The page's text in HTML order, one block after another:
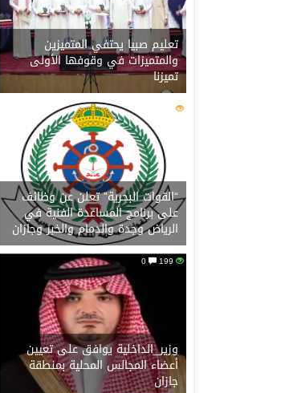
05/08/2026الهيئة العامة للطرق: إصدار 5500
05/08/2026إيران
05/08/2026البرلمان
تعليم صبيا يحتفي المتميزين
والمتميزات في وقوفها الأولى
تميزنا
201
“القوات البحرية” تعلن عن وظائف
على برنامج المساعدة الفنية في
الرياض وجدة والدمام والخبر وجازان
199
وزير_الداخلية يوافق على تعيين
أعضاء المجالس المحلية بمنطقة
جازان